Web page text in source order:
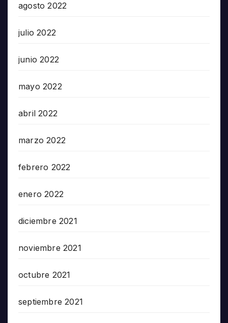
agosto 2022
julio 2022
junio 2022
mayo 2022
abril 2022
marzo 2022
febrero 2022
enero 2022
diciembre 2021
noviembre 2021
octubre 2021
septiembre 2021